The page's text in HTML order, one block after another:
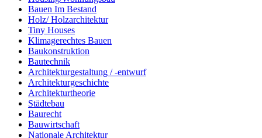
Bauen Im Bestand
Holz/ Holzarchitektur
Tiny Houses
Klimagerechtes Bauen
Baukonstruktion
Bautechnik
Architekturgestaltung / -entwurf
Architekturgeschichte
Architekturtheorie
Städtebau
Baurecht
Bauwirtschaft
Nationale Architektur